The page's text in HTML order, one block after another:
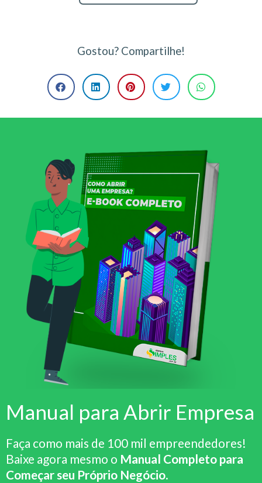
Gostou? Compartilhe!
Manual para Abrir Empresa
Faça como mais de 100 mil empreendedores!
Baixe agora mesmo o Manual Completo para
Começar seu Próprio Negócio.